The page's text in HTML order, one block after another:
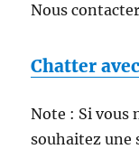
Nous contacter
Chatter
Note : Si vous
souhaitez une